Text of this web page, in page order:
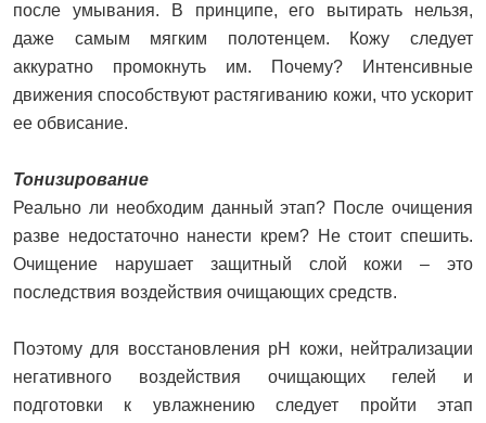
после умывания. В принципе, его вытирать нельзя,
даже самым мягким полотенцем. Кожу следует
аккуратно промокнуть им. Почему? Интенсивные
движения способствуют растягиванию кожи, что ускорит
ее обвисание.
Тонизирование
Реально ли необходим данный этап? После очищения
разве недостаточно нанести крем? Не стоит спешить.
Очищение нарушает защитный слой кожи – это
последствия воздействия очищающих средств.
Поэтому для восстановления рН кожи, нейтрализации
негативного воздействия очищающих гелей и
подготовки к увлажнению следует пройти этап